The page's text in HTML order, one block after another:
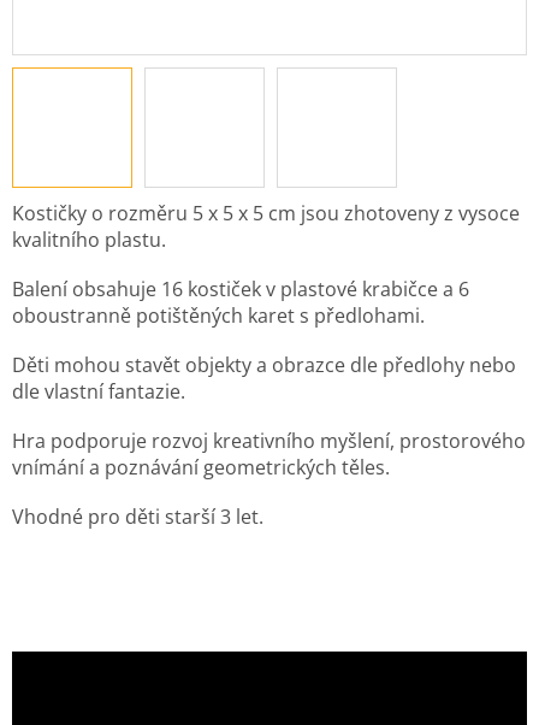
Kostičky o rozměru 5 x 5 x 5 cm jsou zhotoveny z vysoce
kvalitního plastu.
Balení obsahuje 16 kostiček v plastové krabičce a 6
oboustranně potištěných karet s předlohami.
Děti mohou stavět objekty a obrazce dle předlohy nebo
dle vlastní fantazie.
Hra podporuje rozvoj kreativního myšlení, prostorového
vnímání a poznávání geometrických těles.
Vhodné pro děti starší 3 let.